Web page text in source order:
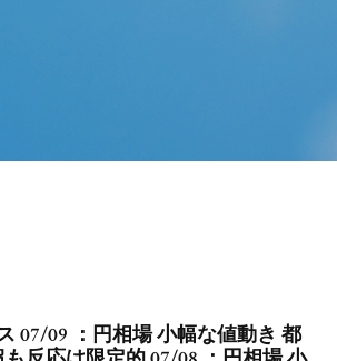
07/09 ：円相場 小幅な値動き 都